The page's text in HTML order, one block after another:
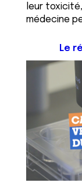
leur
médecine
Le